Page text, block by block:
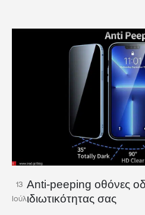
13
Ιούλ
Anti-peeping οθόνες
ιδιωτικότητας σας